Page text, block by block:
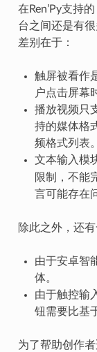
在Ren’Py支持
台之间还是有
差别在于：
触屏被看作
户点击屏幕
播放视频只
持的媒体格
频格式列表。
文本输入模
限制，不能
言可能存在
除此之外，还
由于安卓智
体。
由于触控输
钮需要比基
为了帮助创作